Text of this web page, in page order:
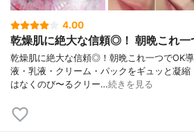
4.00
乾燥肌に絶大な信頼◎！ 朝晩これ一
乾燥肌に絶大な信頼◎！朝晩これ一つでOK
液・乳液・クリーム・パックをギュッと凝
はなくのび〜るクリー…続きを見る